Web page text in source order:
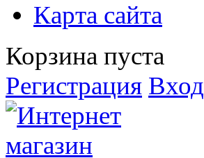
Карта сайта
Корзина пуста
Регистрация Вход